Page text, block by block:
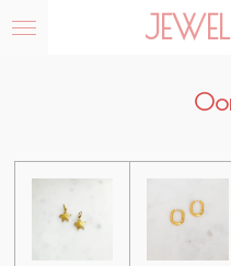
Ga